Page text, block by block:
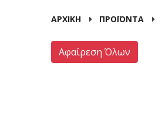
ΑΡΧΙΚΉ ΠΡΟΪΟΝΤΑ
Αφαίρεση Όλων